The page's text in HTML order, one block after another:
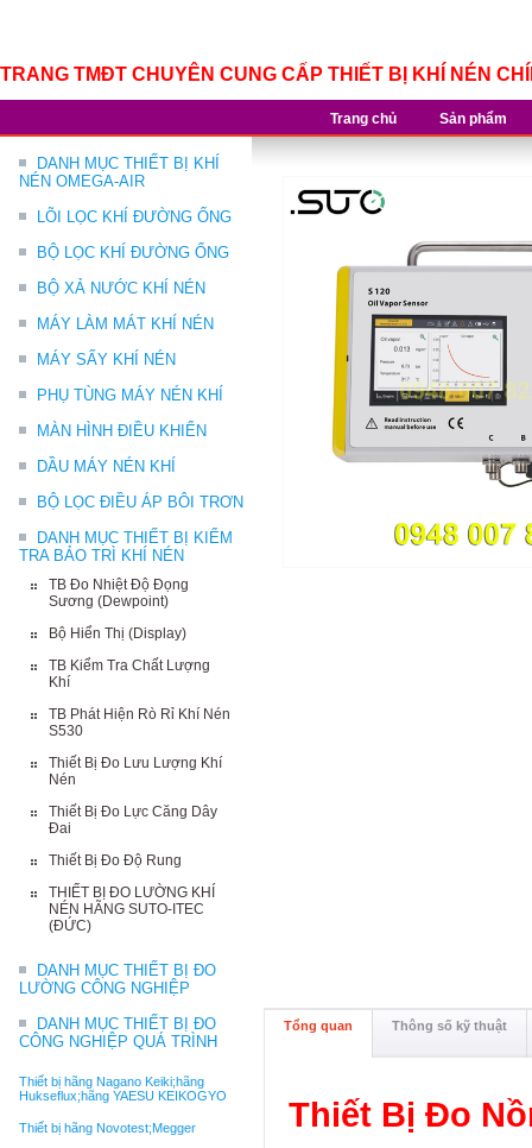
TRANG TMĐT CHUYÊN CUNG CẤP THIẾT BỊ KHÍ NÉN
Trang chủ Sản phẩm
DANH MỤC THIẾT BỊ KHÍ
NÉN OMEGA-AIR
LÕI LỌC KHÍ ĐƯỜNG ỐNG
BỘ LỌC KHÍ ĐƯỜNG ỐNG
BỘ XẢ NƯỚC KHÍ NÉN
MÁY LÀM MÁT KHÍ NÉN
MÁY SẤY KHÍ NÉN
PHỤ TÙNG MÁY NÉN KHÍ
MÀN HÌNH ĐIỀU KHIỂN
DẦU MÁY NÉN KHÍ
BỘ LỌC ĐIỀU ÁP BÔI TRƠN
DANH MỤC THIẾT BỊ KIỂM
TRA BẢO TRÌ KHÍ NÉN
TB Đo Nhiệt Độ Đọng
Sương (Dewpoint)
Bộ Hiển Thị (Display)
TB Kiểm Tra Chất Lượng
Khí
TB Phát Hiện Rò Rỉ Khí Nén
S530
Thiết Bị Đo Lưu Lượng Khí
Nén
Thiết Bị Đo Lực Căng Dây
Đai
Thiết Bị Đo Độ Rung
THIẾT BỊ ĐO LƯỜNG KHÍ
NÉN HÃNG SUTO-ITEC
(ĐỨC)
DANH MỤC THIẾT BỊ ĐO
LƯỜNG CÔNG NGHIỆP
DANH MỤC THIẾT BỊ ĐO
CÔNG NGHIỆP QUÁ TRÌNH
Thiết bị hãng Nagano Keiki;hãng
Hukseflux;hãng YAESU KEIKOGYO
Thiết bị hãng Novotest;Megger
Tổng quan Thông số kỹ thuật
Thiết Bị Đo